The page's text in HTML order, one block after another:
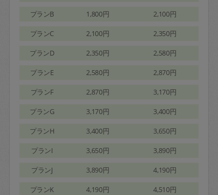
プランB 1,800円 2,100円
プランC 2,100円 2,350円
プランD 2,350円 2,580円
プランE 2,580円 2,870円
プランF 2,870円 3,170円
プランG 3,170円 3,400円
プランH 3,400円 3,650円
プランI 3,650円 3,890円
プランJ 3,890円 4,190円
プランK 4,190円 4,510円